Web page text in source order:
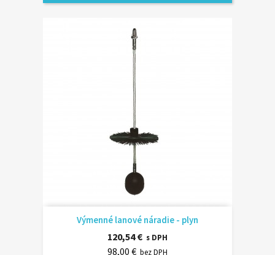
Výmenné lanové náradie - plyn
120,54 € s DPH
98,00 € bez DPH